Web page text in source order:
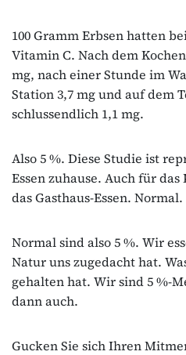
100 Gramm Erbsen hatten
Vitamin C. Nach dem
mg, nach einer Stunde im
Station 3,7 mg und auf dem
schlussendlich 1,1 mg.
Also 5 %. Diese Studie ist
Essen zuhause. Auch für
das Gasthaus‐Essen. Normal.
Normal sind also 5 %. Wir
Natur uns zugedacht hat.
gehalten hat. Wir sind 5
dann auch.
Gucken Sie sich Ihren